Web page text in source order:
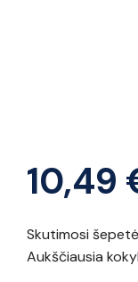
10,49
Skutimosi
Aukščiausia